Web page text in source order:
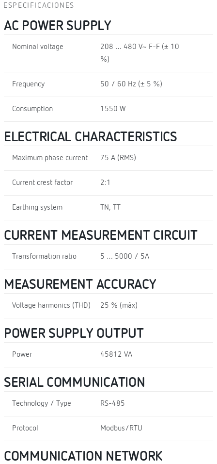
ESPECIFICACIONES
AC POWER SUPPLY
Nominal voltage
208 … 480 V~ F-F (± 10
%)
Frequency 50 / 60 Hz (± 5 %)
Consumption 1550 W
ELECTRICAL CHARACTERISTICS
Maximum phase current 75 A (RMS)
Current crest factor 2:1
Earthing system TN, TT
CURRENT MEASUREMENT CIRCUIT
Transformation ratio 5 … 5000 / 5A
MEASUREMENT ACCURACY
Voltage harmonics (THD) 25 % (máx)
POWER SUPPLY OUTPUT
Power 45812 VA
SERIAL COMMUNICATION
Technology / Type RS-485
Protocol Modbus/RTU
COMMUNICATION NETWORK